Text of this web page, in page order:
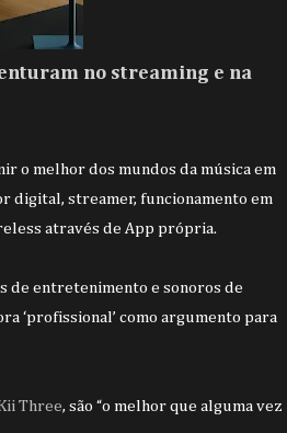
no streaming e na
o melhor dos mundos da música em
digital, streamer, funcionamento em
através de App própria.
de entretenimento e sonoros de
‘profissional’ como argumento para
Three, são “o melhor que alguma vez